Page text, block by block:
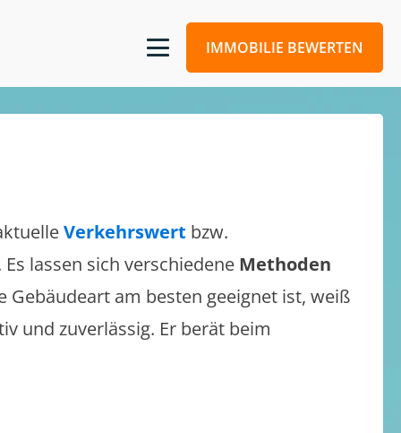
IMMOBILIE BEWERTEN
Verkehrswert bzw.
lassen sich verschiedene Methoden
Gebäudeart am besten geeignet ist, weiß
und zuverlässig. Er berät beim